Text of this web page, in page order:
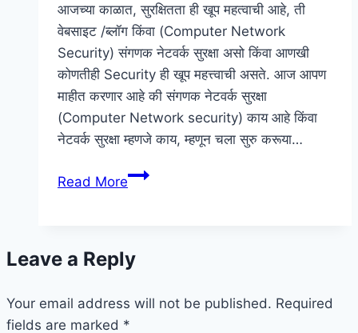
आजच्या काळात, सुरक्षितता ही खूप महत्वाची आहे, ती
वेबसाइट /ब्लॉग किंवा (Computer Network
Security) संगणक नेटवर्क सुरक्षा असो किंवा आणखी
कोणतीही Security ही खूप महत्त्वाची असते. आज आपण
माहीत करणार आहे की संगणक नेटवर्क सुरक्षा
(Computer Network security) काय आहे किंवा
नेटवर्क सुरक्षा म्हणजे काय, म्हणून चला सुरु करूया…
Read Moreनेटवर्क
|
Security
In
Leave a Reply
Your email address will not be published. Required
fields are marked *